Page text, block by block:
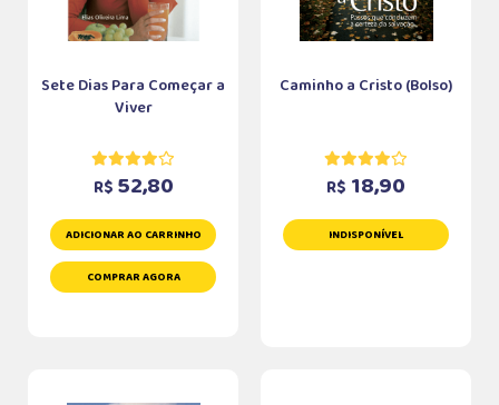
Sete Dias Para Começar a
Viver
R$ 52,80
ADICIONAR AO CARRINHO
COMPRAR AGORA
Caminho a Cristo (Bolso)
R$ 18,90
INDISPONÍVEL